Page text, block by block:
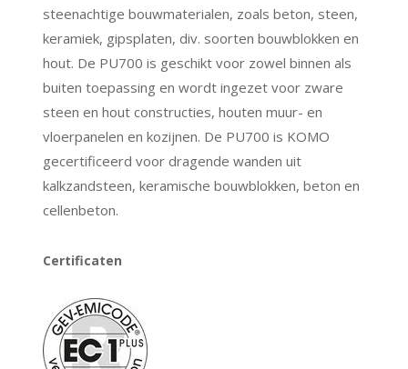
steenachtige bouwmaterialen, zoals beton, steen,
keramiek, gipsplaten, div. soorten bouwblokken en
hout. De PU700 is geschikt voor zowel binnen als
buiten toepassing en wordt ingezet voor zware
steen en hout constructies, houten muur- en
vloerpanelen en kozijnen. De PU700 is KOMO
gecertificeerd voor dragende wanden uit
kalkzandsteen, keramische bouwblokken, beton en
cellenbeton.
Certificaten